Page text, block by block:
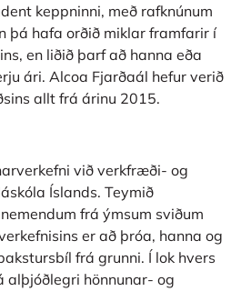
keppninni, með rafknúnum
þá hafa orðið miklar framfarir í
en liðið þarf að hanna eða
ári. Alcoa Fjarðaál hefur verið
allt frá árinu 2015.
við verkfræði- og
Íslands. Teymið
frá ýmsum sviðum
er að þróa, hanna og
frá grunni. Í lok hvers
alþjóðlegri hönnunar- og